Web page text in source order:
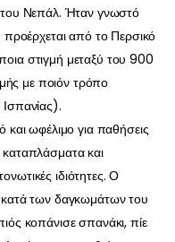
του Νεπάλ. Ήταν γνωστό
από το Περσικό
στιγμή μεταξύ του 900
με ποιόν τρόπο
και ωφέλιμο για παθήσεις
και
ιδιότητες. Ο
των δαγκωμάτων του
κοπάνισε σπανάκι, πίε